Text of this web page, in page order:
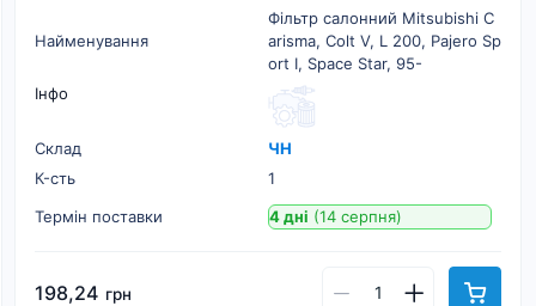
Найменування
Фільтр салонний Mitsubishi C
arisma, Colt V, L 200, Pajero Sp
ort I, Space Star, 95-
Інфо
Склад
ЧН
К-cть
1
Термін поставки
4 дні (14 серпня)
198,24 грн